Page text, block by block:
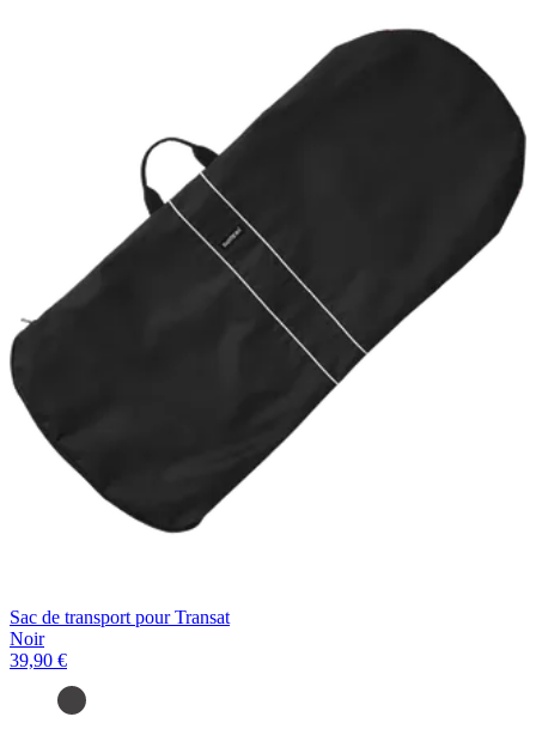
Sac de transport pour Transat
Noir
39,90 €